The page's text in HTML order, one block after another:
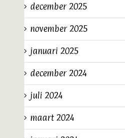
december 2025
november 2025
januari 2025
december 2024
juli 2024
maart 2024